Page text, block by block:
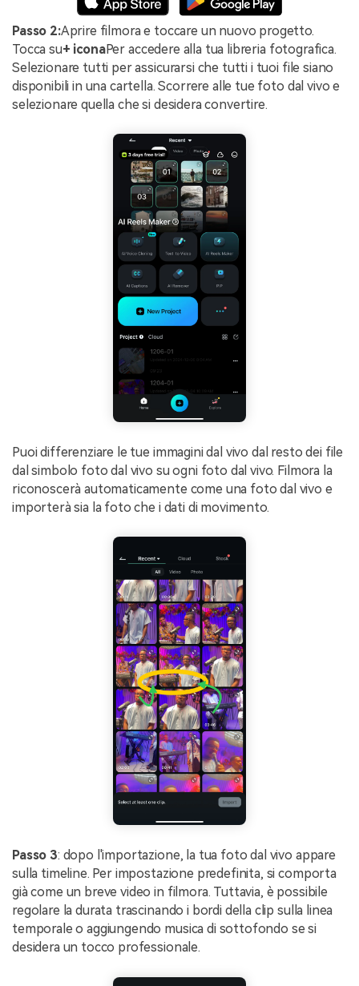
Passo 2:Aprire filmora e toccare un nuovo progetto.
Tocca su+ iconaPer accedere alla tua libreria fotografica.
Selezionare tutti per assicurarsi che tutti i tuoi file siano
disponibili in una cartella. Scorrere alle tue foto dal vivo e
selezionare quella che si desidera convertire.
Puoi differenziare le tue immagini dal vivo dal resto dei file
dal simbolo foto dal vivo su ogni foto dal vivo. Filmora la
riconoscerà automaticamente come una foto dal vivo e
importerà sia la foto che i dati di movimento.
Passo 3: dopo l'importazione, la tua foto dal vivo appare
sulla timeline. Per impostazione predefinita, si comporta
già come un breve video in filmora. Tuttavia, è possibile
regolare la durata trascinando i bordi della clip sulla linea
temporale o aggiungendo musica di sottofondo se si
desidera un tocco professionale.